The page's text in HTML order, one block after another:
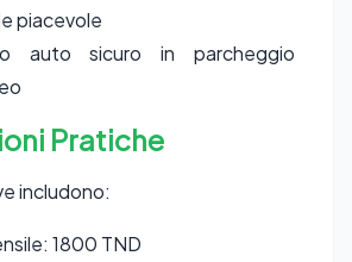
piacevole
auto sicuro in parcheggio
Pratiche
includono:
1800 TND